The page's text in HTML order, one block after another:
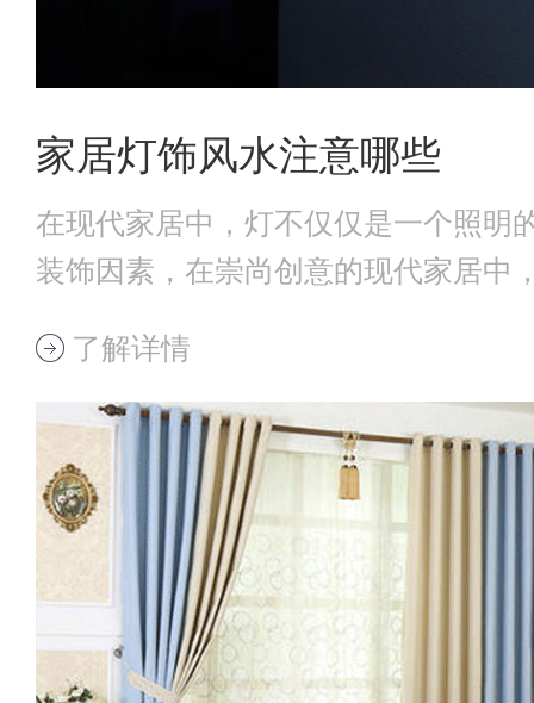
家居灯饰风水注意哪些
在现代家居中，灯不仅仅是一个照明
装饰因素，在崇尚创意的现代家居中
了解详情